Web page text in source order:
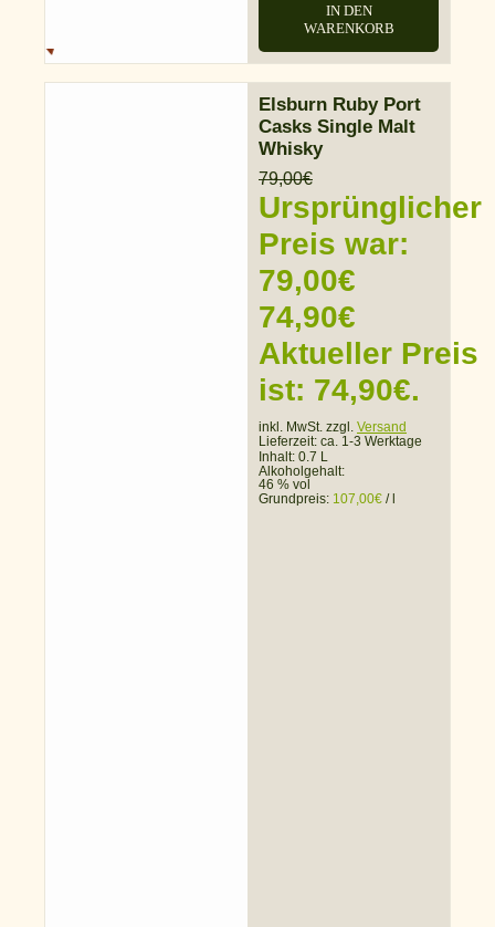
IN DEN
WARENKORB
Elsburn Ruby Port
Casks Single Malt
Whisky
79,00€
Ursprünglicher
Preis war:
79,00€
74,90€
Aktueller Preis
ist: 74,90€.
inkl. MwSt. zzgl. Versand
Lieferzeit: ca. 1-3 Werktage
Inhalt: 0.7 L
Alkoholgehalt:
46 % vol
Grundpreis: 107,00€ /l